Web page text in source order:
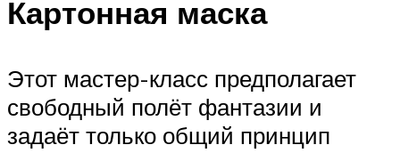
Картонная маска
Этот мастер-класс предполагает
свободный полёт фантазии и
задаёт только общий принцип